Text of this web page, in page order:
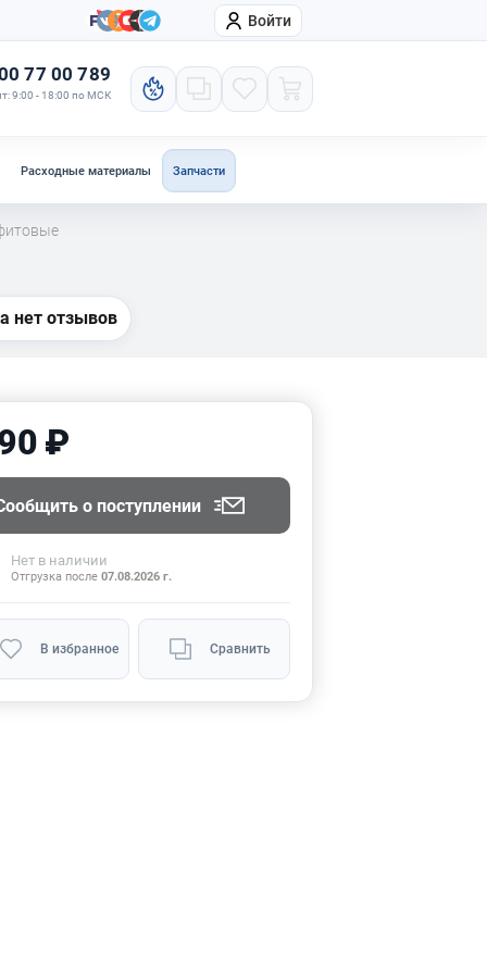
Компания Войти
77 00 789
9:00 - 18:00 по МСК
Расходные материалы Запчасти
нет отзывов
₽
о поступлении
Нет в наличии
Отгрузка после 07.08.2026 г.
В избранное Сравнить